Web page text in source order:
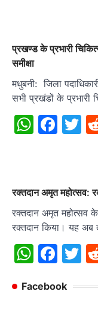
प्रखण्ड के प्रभारी
समीक्षा
मधुबनी: जिला
सभी प्रखंडों के प्रभारी
रक्तदान अमृत महोत्सव:
रक्तदान अमृत महोत्सव
रक्तदान किया। यह
Facebook